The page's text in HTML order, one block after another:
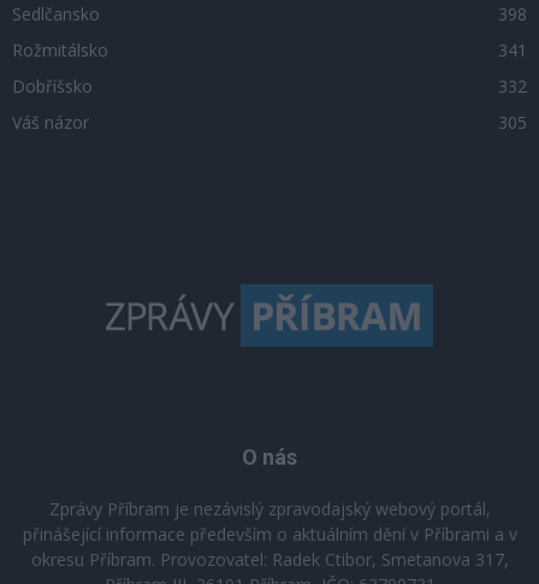
Sedlčansko
398
Rožmitálsko
341
Dobříšsko
332
Váš názor
305
O nás
Zprávy Příbram je nezávislý zpravodajský webový portál,
přinášející informace především o aktuálním dění v Příbrami a v
okresu Příbram. Provozovatel: Radek Ctibor, Smetanova 317,